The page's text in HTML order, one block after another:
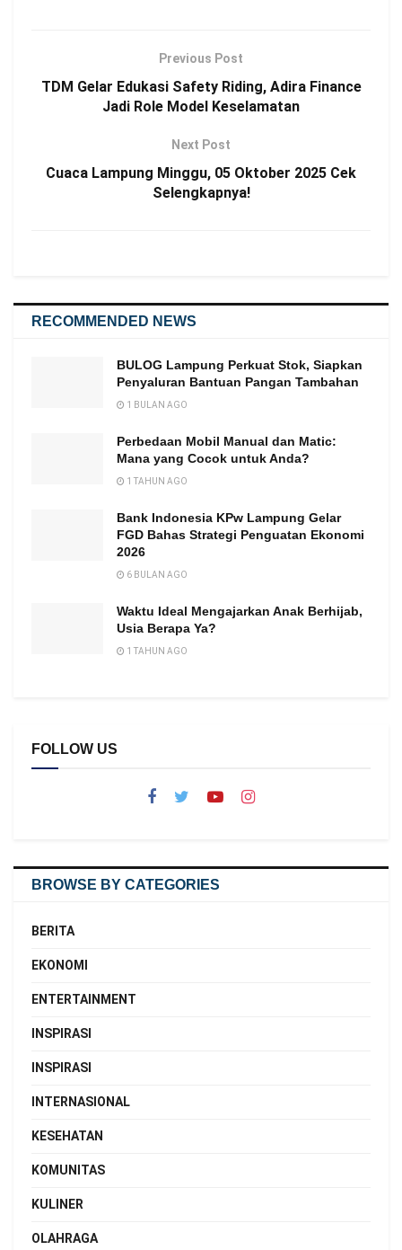
Previous Post
TDM Gelar Edukasi Safety Riding, Adira Finance
Jadi Role Model Keselamatan
Next Post
Cuaca Lampung Minggu, 05 Oktober 2025 Cek
Selengkapnya!
RECOMMENDED NEWS
BULOG Lampung Perkuat Stok, Siapkan
Penyaluran Bantuan Pangan Tambahan
1 BULAN AGO
Perbedaan Mobil Manual dan Matic:
Mana yang Cocok untuk Anda?
1 TAHUN AGO
Bank Indonesia KPw Lampung Gelar
FGD Bahas Strategi Penguatan Ekonomi
2026
6 BULAN AGO
Waktu Ideal Mengajarkan Anak Berhijab,
Usia Berapa Ya?
1 TAHUN AGO
FOLLOW US
BROWSE BY CATEGORIES
BERITA
EKONOMI
ENTERTAINMENT
INSPIRASI
INSPIRASI
INTERNASIONAL
KESEHATAN
KOMUNITAS
KULINER
OLAHRAGA